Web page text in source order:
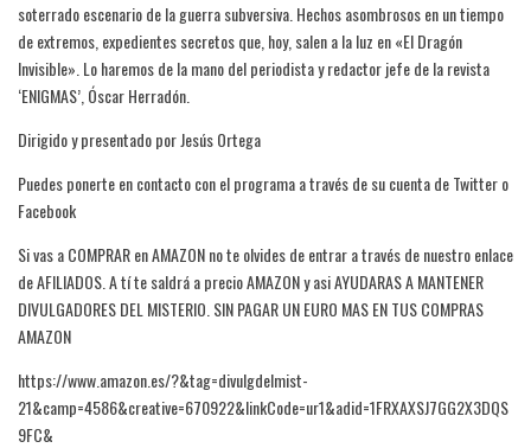
soterrado escenario de la guerra subversiva. Hechos asombrosos en un tiempo
de extremos, expedientes secretos que, hoy, salen a la luz en «El Dragón
Invisible». Lo haremos de la mano del periodista y redactor jefe de la revista
‘ENIGMAS’, Óscar Herradón.
Dirigido y presentado por Jesús Ortega
Puedes ponerte en contacto con el programa a través de su cuenta de Twitter o
Facebook
Si vas a COMPRAR en AMAZON no te olvides de entrar a través de nuestro enlace
de AFILIADOS. A tí te saldrá a precio AMAZON y asi AYUDARAS A MANTENER
DIVULGADORES DEL MISTERIO. SIN PAGAR UN EURO MAS EN TUS COMPRAS
AMAZON
https://www.amazon.es/?&tag=divulgdelmist-
21&camp=4586&creative=670922&linkCode=ur1&adid=1FRXAXSJ7GG2X3DQS
9FC&